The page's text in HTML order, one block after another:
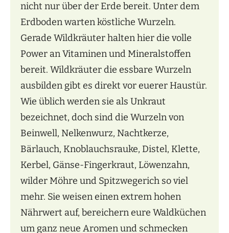
nicht nur über der Erde bereit. Unter dem
Erdboden warten köstliche Wurzeln.
Gerade Wildkräuter halten hier die volle
Power an Vitaminen und Mineralstoffen
bereit. Wildkräuter die essbare Wurzeln
ausbilden gibt es direkt vor euerer Haustür.
Wie üblich werden sie als Unkraut
bezeichnet, doch sind die Wurzeln von
Beinwell, Nelkenwurz, Nachtkerze,
Bärlauch, Knoblauchsrauke, Distel, Klette,
Kerbel, Gänse-Fingerkraut, Löwenzahn,
wilder Möhre und Spitzwegerich so viel
mehr. Sie weisen einen extrem hohen
Nährwert auf, bereichern eure Waldküchen
um ganz neue Aromen und schmecken